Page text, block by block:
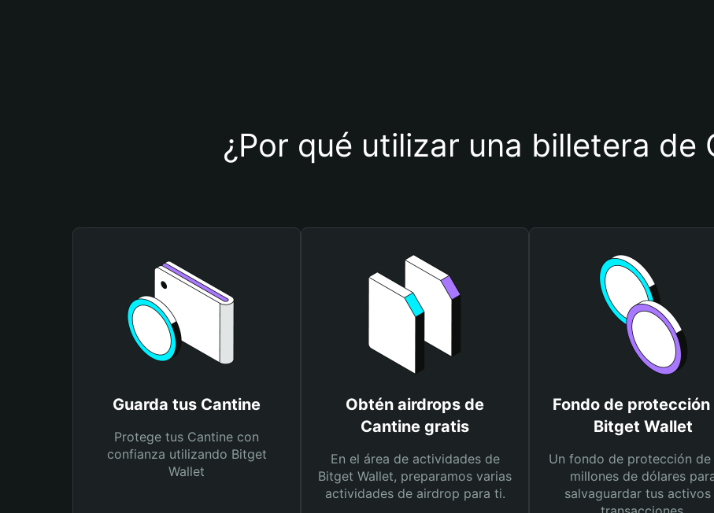
¿Por qué utilizar una billetera de
Guarda tus Cantine
Protege tus Cantine con
confianza utilizando Bitget
Wallet
Obtén airdrops de
Cantine gratis
En el área de actividades de
Bitget Wallet, preparamos varias
actividades de airdrop para ti.
Fondo de protección
Bitget Wallet
Un fondo de protección de
millones de dólares
salvaguardar tus activos